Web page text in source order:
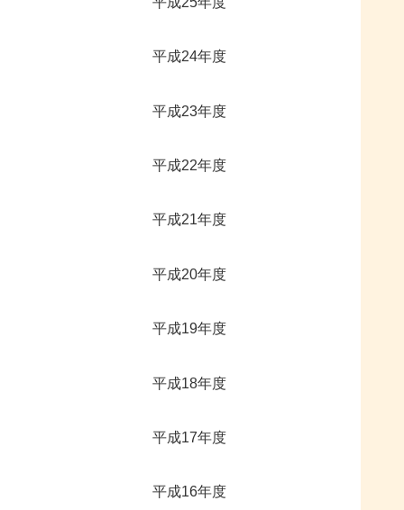
平成24年度
平成23年度
平成22年度
平成21年度
平成20年度
平成19年度
平成18年度
平成17年度
平成16年度